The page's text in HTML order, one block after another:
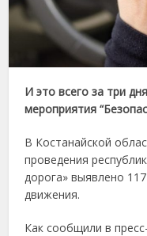
И это всего за три
мероприятия
В Костанайской
проведения
дорога» выявлено
движения.
Как сообщили в